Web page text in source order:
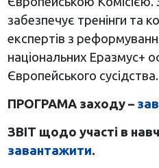
забезпечує тренінги та
експертів з
національних Еразмус+
Європейського сусідства.
ПРОГРАМА заходу –
ЗВІТ щодо участі в
завантажити.